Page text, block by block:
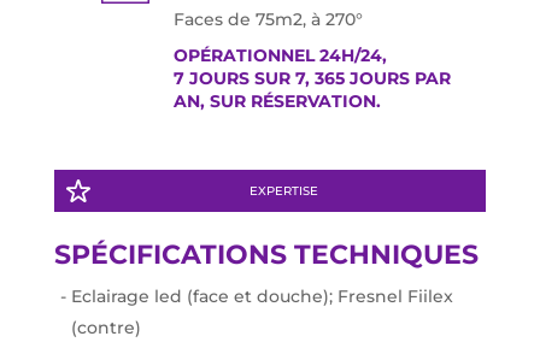
Faces de 75m2, à 270°
OPÉRATIONNEL 24H/24,
7 JOURS SUR 7, 365 JOURS PAR
AN, SUR RÉSERVATION.
EXPERTISE
SPÉCIFICATIONS TECHNIQUES
Eclairage led (face et douche); Fresnel Fiilex
(contre)